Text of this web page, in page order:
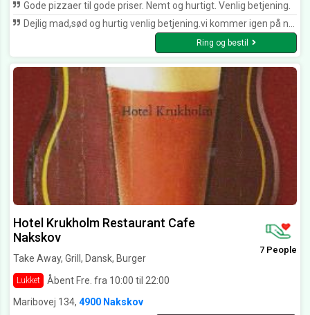
Gode pizzaer til gode priser. Nemt og hurtigt. Venlig betjening.
Dejlig mad,sød og hurtig venlig betjening.vi kommer igen på næste ferie.
Ring og bestil
Hotel Krukholm Restaurant Cafe
Nakskov
Take Away, Grill, Dansk, Burger
Lukket Åbent Fre. fra 10:00 til 22:00
7 People
Maribovej 134, 4900 Nakskov